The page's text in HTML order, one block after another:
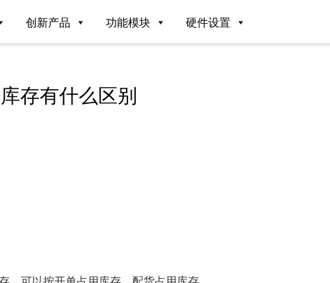
创新产品 功能模块 硬件设置
存有什么区别